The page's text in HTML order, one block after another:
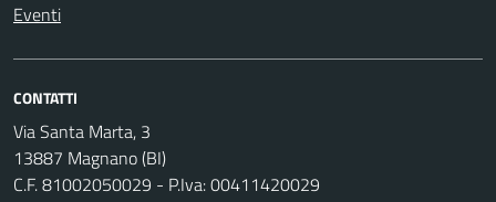
Eventi
CONTATTI
Via Santa Marta, 3
13887 Magnano (BI)
C.F. 81002050029 - P.Iva: 00411420029